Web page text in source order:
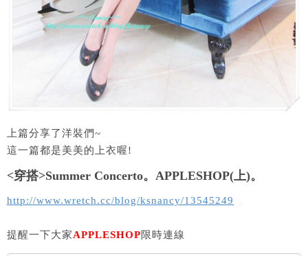
上篇分享了洋裝們~
這一篇都是美美的上衣喔!
<穿搭>Summer Concerto。APPLESHOP(上)。
http://www.wretch.cc/blog/ksnancy/13545249
提醒一下大家APPLESHOP限時連線